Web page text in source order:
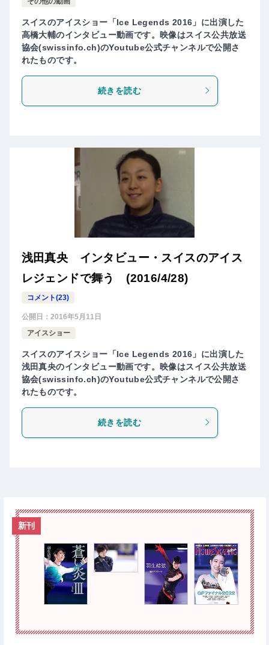
スイスのアイスショー「Ice Legends 2016」に出演した
高橋大輔のインタビュー動画です。映像はスイス公共放送
協会(swissinfo.ch)のYoutube公式チャンネルで公開さ
れたものです。
続きを読む
浅田真央 インタビュー・スイスのアイス
レジェンドで舞う (2016/4/28)
コメント(23)
公開日： 2016年5月11日
アイスショー
スイスのアイスショー「Ice Legends 2016」に出演した
浅田真央のインタビュー動画です。映像はスイス公共放送
協会(swissinfo.ch)のYoutube公式チャンネルで公開さ
れたものです。
続きを読む
新刊